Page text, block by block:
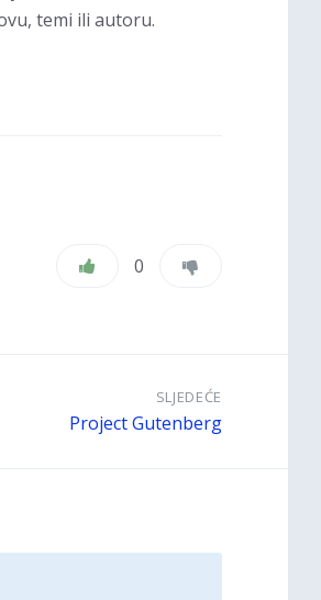
temi ili autoru.
0
SLJEDEĆE
Project Gutenberg